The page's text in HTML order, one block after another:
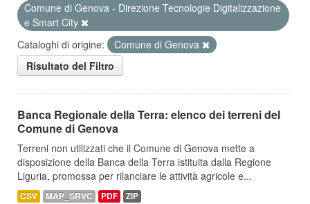
Comune di Genova - Direzione Tecnologie Digitalizzazione
e Smart City
Cataloghi di origine:
Comune di Genova
Risultato del Filtro
Banca Regionale della Terra: elenco dei terreni del
Comune di Genova
Terreni non utilizzati che il Comune di Genova mette a
disposizione della Banca della Terra istituita dalla Regione
Liguria, promossa per rilanciare le attività agricole e...
CSV MAP_SRVC PDF ZIP